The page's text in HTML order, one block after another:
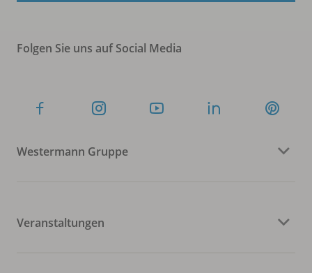
Folgen Sie uns auf Social Media
Westermann Gruppe
Veranstaltungen